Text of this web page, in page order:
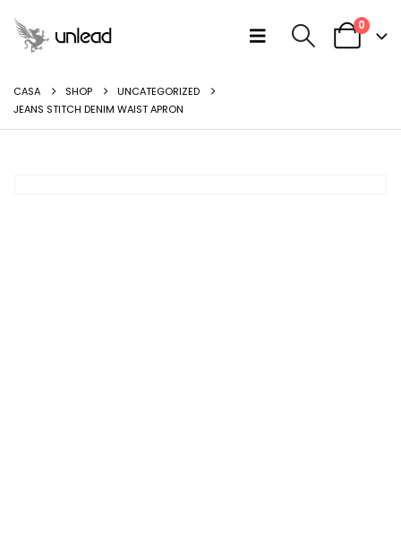
0
CASA SHOP
UNCATEGORIZED
JEANS STITCH DENIM WAIST APRON